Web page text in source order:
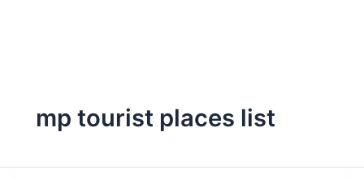
mp tourist places list